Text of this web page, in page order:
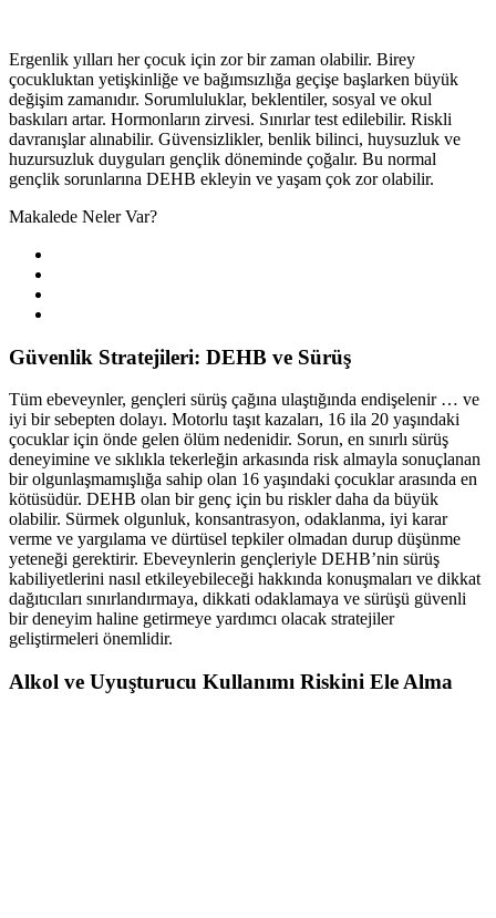
Ergenlik yılları her çocuk için zor bir zaman olabilir. Birey
çocukluktan yetişkinliğe ve bağımsızlığa geçişe başlarken büyük
değişim zamanıdır. Sorumluluklar, beklentiler, sosyal ve okul
baskıları artar. Hormonların zirvesi. Sınırlar test edilebilir. Riskli
davranışlar alınabilir. Güvensizlikler, benlik bilinci, huysuzluk ve
huzursuzluk duyguları gençlik döneminde çoğalır. Bu normal
gençlik sorunlarına DEHB ekleyin ve yaşam çok zor olabilir.
Makalede Neler Var?
Güvenlik Stratejileri: DEHB ve Sürüş
Tüm ebeveynler, gençleri sürüş çağına ulaştığında endişelenir … ve
iyi bir sebepten dolayı. Motorlu taşıt kazaları, 16 ila 20 yaşındaki
çocuklar için önde gelen ölüm nedenidir. Sorun, en sınırlı sürüş
deneyimine ve sıklıkla tekerleğin arkasında risk almayla sonuçlanan
bir olgunlaşmamışlığa sahip olan 16 yaşındaki çocuklar arasında en
kötüsüdür. DEHB olan bir genç için bu riskler daha da büyük
olabilir. Sürmek olgunluk, konsantrasyon, odaklanma, iyi karar
verme ve yargılama ve dürtüsel tepkiler olmadan durup düşünme
yeteneği gerektirir. Ebeveynlerin gençleriyle DEHB’nin sürüş
kabiliyetlerini nasıl etkileyebileceği hakkında konuşmaları ve dikkat
dağıtıcıları sınırlandırmaya, dikkati odaklamaya ve sürüşü güvenli
bir deneyim haline getirmeye yardımcı olacak stratejiler
geliştirmeleri önemlidir.
Alkol ve Uyuşturucu Kullanımı Riskini Ele Alma